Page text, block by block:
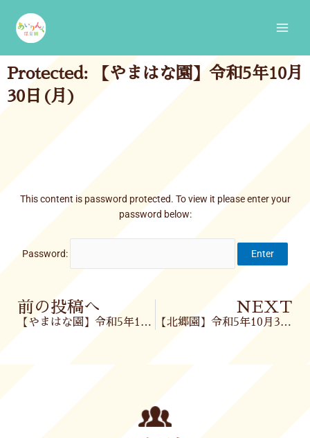
content
Protected: 【やまはな園】令和5年10月
30日(月)
This content is password protected. To view it please enter your
password below:
Password:
Prev
前の投稿へ
【やまはな園】令和5年10月27日(金)
NEXT
【北郷園】令和5年10月30日(月)